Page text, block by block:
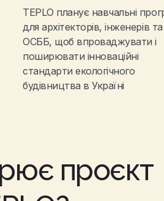
TEPLO планує навчальні
для архітекторів, інженерів та
ОСББ, щоб впроваджувати і
поширювати інноваційні
стандарти екологічного
будівництва в Україні
проєкт